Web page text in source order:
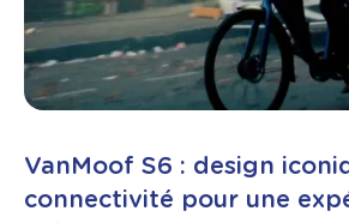
VanMoof S6 : design
connectivité pour une